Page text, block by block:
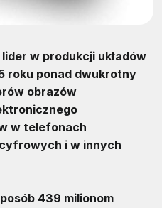
w produkcji układów
roku ponad dwukrotny
obrazów
w telefonach
i w innych
439 milionom